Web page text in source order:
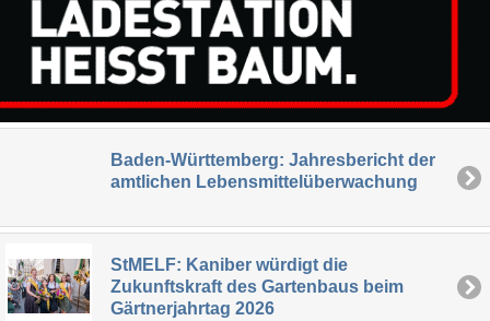
Baden-Württemberg: Jahresbericht der
amtlichen Lebensmittelüberwachung
StMELF: Kaniber würdigt die
Zukunftskraft des Gartenbaus beim
Gärtnerjahrtag 2026